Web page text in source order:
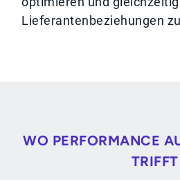
Lieferantenbeziehungen
WO PERFORMANCE
TRIFFT